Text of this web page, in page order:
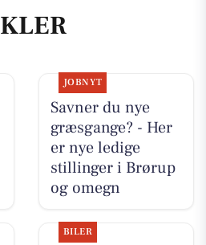
JOBNYT
Savner du nye
græsgange? - Her
er nye ledige
stillinger i Brørup
og omegn
BILER